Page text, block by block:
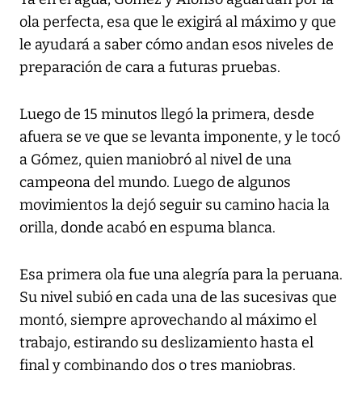
ola perfecta, esa que le exigirá al máximo y que
le ayudará a saber cómo andan esos niveles de
preparación de cara a futuras pruebas.
Luego de 15 minutos llegó la primera, desde
afuera se ve que se levanta imponente, y le tocó
a Gómez, quien maniobró al nivel de una
campeona del mundo. Luego de algunos
movimientos la dejó seguir su camino hacia la
orilla, donde acabó en espuma blanca.
Esa primera ola fue una alegría para la peruana.
Su nivel subió en cada una de las sucesivas que
montó, siempre aprovechando al máximo el
trabajo, estirando su deslizamiento hasta el
final y combinando dos o tres maniobras.